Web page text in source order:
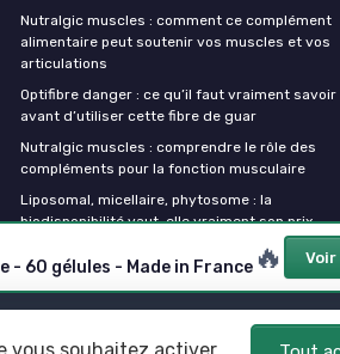
- 60 gélules - Made in France🔥
Nutralgic muscles : comment ce complément
alimentaire peut soutenir vos muscles et vos
articulations
Optifibre danger : ce qu’il faut vraiment savoir
avant d’utiliser cette fibre de guar
Nutralgic muscles : comprendre le rôle des
compléments pour la fonction musculaire
Liposomal, micellaire, phytosome : la
biodisponibilité vaut-elle vraiment son prix
alimentaires 2026